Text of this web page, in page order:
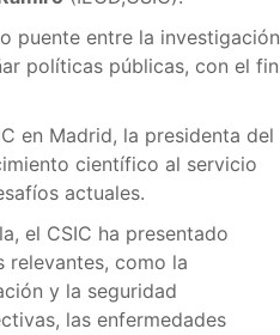
puente entre la investigación
políticas públicas, con el fin
en Madrid, la presidenta del
científico al servicio
actuales.
el CSIC ha presentado
relevantes, como la
y la seguridad
las enfermedades